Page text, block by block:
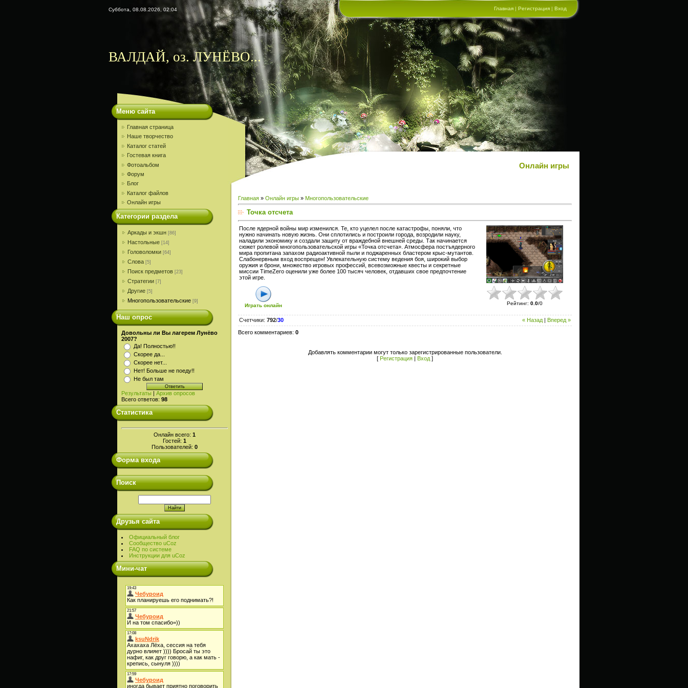
Суббота, 08.08.2026, 02:04 Главная | Регистрация | Вход
ВАЛДАЙ, оз. ЛУНЁВО...
Меню сайта
Главная страница
Наше творчество
Каталог статей
Гостевая книга
Фотоальбом
Форум
Блог
Каталог файлов
Онлайн игры
Категории раздела
Аркады и экшн [86]
Настольные [14]
Головоломки [64]
Слова [5]
Поиск предметов [23]
Стратегии [7]
Другие [5]
Многопользовательские [9]
Наш опрос
Довольны ли Вы лагерем Лунёво
2007?
Да! Полностью!!
Скорее да...
Скорее нет...
Нет! Больше не поеду!!
Не был там
Результаты | Архив опросов
Всего ответов: 98
Статистика
Онлайн всего: 1
Гостей: 1
Пользователей: 0
Форма входа
Поиск
Друзья сайта
Официальный блог
Сообщество uCoz
FAQ по системе
Инструкции для uCoz
Мини-чат
Онлайн игры
Главная » Онлайн игры » Многопользовательские
Точка отсчета
После ядерной войны мир изменился. Те, кто уцелел после катастрофы, поняли, что
нужно начинать новую жизнь. Они сплотились и построили города, возродили науку,
наладили экономику и создали защиту от враждебной внешней среды. Так начинается
сюжет ролевой многопользовательской игры «Точка отсчета». Атмосфера постъядерного
мира пропитана запахом радиоактивной пыли и поджаренных бластером крыс-мутантов.
Слабонервным вход воспрещен! Увлекательную систему ведения боя, широкий выбор
оружия и брони, множество игровых профессий, всевозможные квесты и секретные
миссии TimeZero оценили уже более 100 тысяч человек, отдавших свое предпочтение
этой игре.
Играть онлайн Рейтинг: 0.0/0
« Назад Вперед »
Счетчики: 792/30
Всего комментариев: 0
Добавлять комментарии могут только зарегистрированные пользователи.
[ Регистрация Вход ]